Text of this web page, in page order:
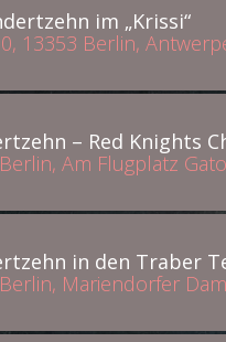
im „Krissi“
13353 Berlin,
– Red Knights
Am Flugplatz
in den Traber
Mariendorfer